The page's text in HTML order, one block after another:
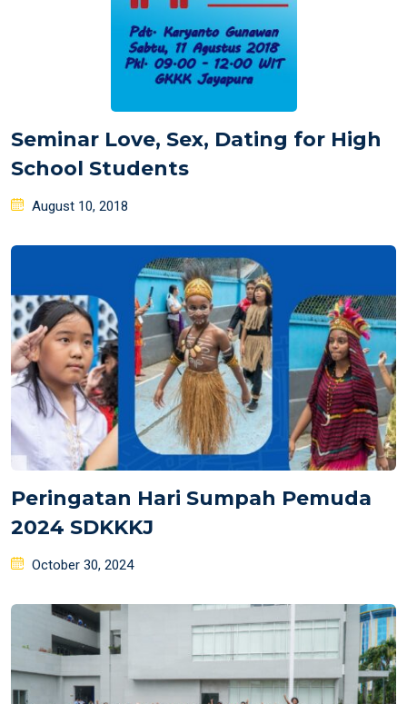
Seminar Love, Sex, Dating for High
School Students
Posted
August 10, 2018
Peringatan Hari Sumpah Pemuda
2024 SDKKKJ
Posted
October 30, 2024